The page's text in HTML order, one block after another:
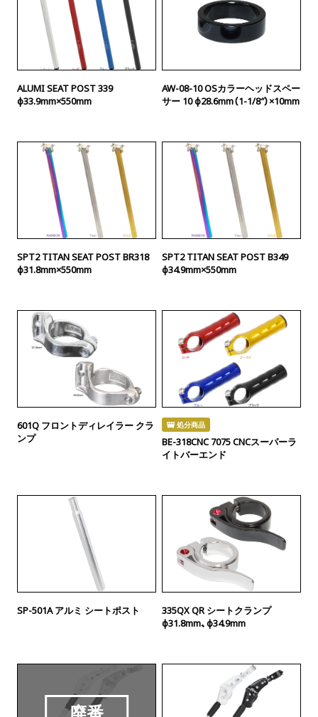
ALUMI SEAT POST 339
φ33.9mm×550mm
AW-08-10 OSカラーヘッドスペー
サー 10 φ28.6mm（1-1/8″）×10mm
SPT2 TITAN SEAT POST BR318
φ31.8mm×550mm
SPT2 TITAN SEAT POST B349
φ34.9mm×550mm
601Q フロントディレイラー クラ
ンプ
処分商品
BE-318CNC 7075 CNCスーパーラ
イトバーエンド
SP-501A アルミ シートポスト
335QX QR シートクランプ
φ31.8mm、φ34.9mm
廃番